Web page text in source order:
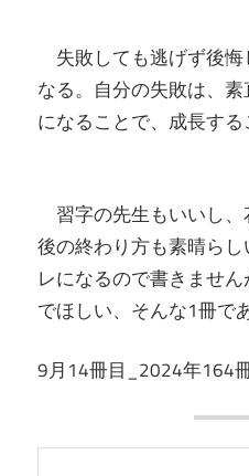
失敗しても逃げず後
なる。自分の失敗は、
になることで、成長する
習字の先生もいいし
後の終わり方も素晴ら
レになるので書きませ
でほしい、そんな1冊で
9月14冊目_2024年164